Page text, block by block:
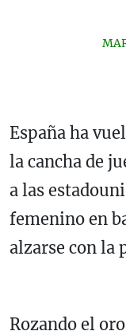
España ha
la cancha de
a las
femenino en
alzarse con la
Rozando el